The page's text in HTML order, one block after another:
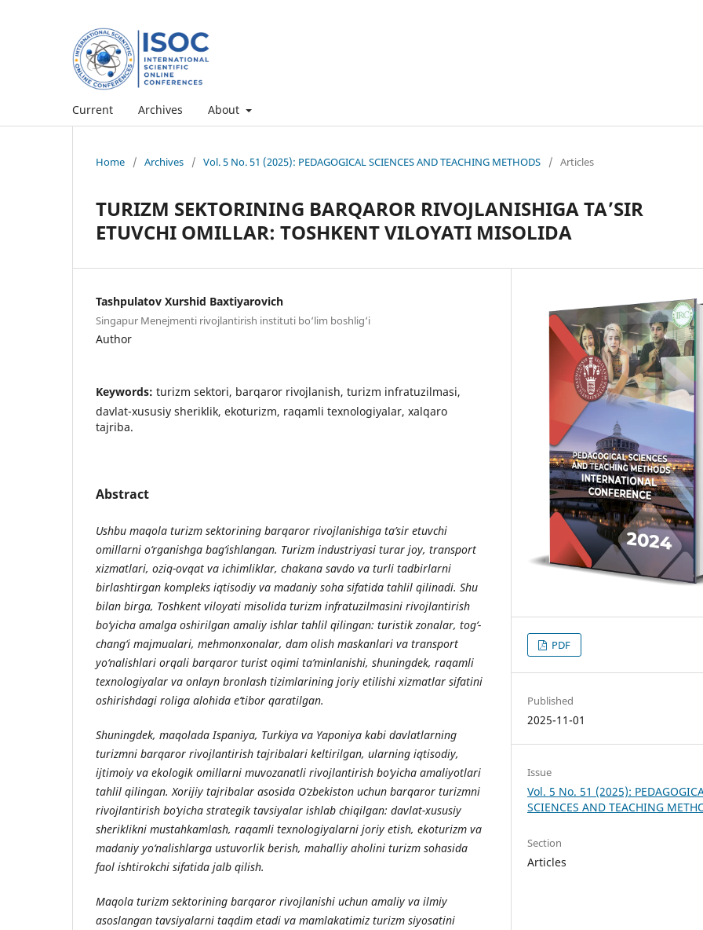
Current Archives About
Home / Archives / Vol. 5 No. 51 (2025): PEDAGOGICAL SCIENCES AND TEACHING METHODS / Articles
TURIZM SEKTORINING BARQAROR RIVOJLANISHIGA TA’SIR
ETUVCHI OMILLAR: TOSHKENT VILOYATI MISOLIDA
Tashpulatov Xurshid Baxtiyarovich
Singapur Menejmenti rivojlantirish instituti bo‘lim boshlig‘i
Author
Keywords: turizm sektori, barqaror rivojlanish, turizm infratuzilmasi,
davlat-xususiy sheriklik, ekoturizm, raqamli texnologiyalar, xalqaro
tajriba.
Abstract
Ushbu maqola turizm sektorining barqaror rivojlanishiga ta’sir etuvchi
omillarni o‘rganishga bag‘ishlangan. Turizm industriyasi turar joy, transport
xizmatlari, oziq-ovqat va ichimliklar, chakana savdo va turli tadbirlarni
birlashtirgan kompleks iqtisodiy va madaniy soha sifatida tahlil qilinadi. Shu
bilan birga, Toshkent viloyati misolida turizm infratuzilmasini rivojlantirish
bo‘yicha amalga oshirilgan amaliy ishlar tahlil qilingan: turistik zonalar, tog‘-
chang‘i majmualari, mehmonxonalar, dam olish maskanlari va transport
yo‘nalishlari orqali barqaror turist oqimi ta’minlanishi, shuningdek, raqamli
texnologiyalar va onlayn bronlash tizimlarining joriy etilishi xizmatlar sifatini
oshirishdagi roliga alohida e’tibor qaratilgan.
Shuningdek, maqolada Ispaniya, Turkiya va Yaponiya kabi davlatlarning
turizmni barqaror rivojlantirish tajribalari keltirilgan, ularning iqtisodiy,
ijtimoiy va ekologik omillarni muvozanatli rivojlantirish bo‘yicha amaliyotlari
tahlil qilingan. Xorijiy tajribalar asosida O‘zbekiston uchun barqaror turizmni
rivojlantirish bo‘yicha strategik tavsiyalar ishlab chiqilgan: davlat-xususiy
sheriklikni mustahkamlash, raqamli texnologiyalarni joriy etish, ekoturizm va
madaniy yo‘nalishlarga ustuvorlik berish, mahalliy aholini turizm sohasida
faol ishtirokchi sifatida jalb qilish.
Maqola turizm sektorining barqaror rivojlanishi uchun amaliy va ilmiy
asoslangan tavsiyalarni taqdim etadi va mamlakatimiz turizm siyosatini
PDF
Published
2025-11-01
Issue
Vol. 5 No. 51 (2025):
SCIENCES AND TEACHING
Section
Articles